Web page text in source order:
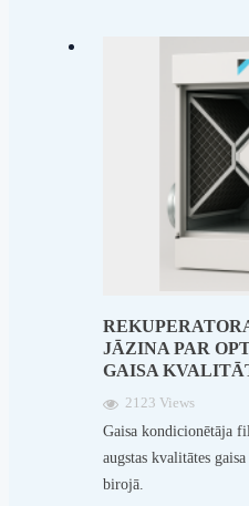
JĀZINA PAR
GAISA
2123 Views
Gaisa kondicionētāja
augstas kvalitātes
birojā.